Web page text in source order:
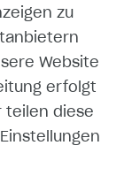
zu
Website
erfolgt
teilen diese